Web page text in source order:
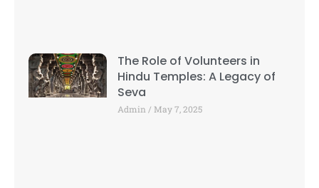
The Role of Volunteers in
Hindu Temples: A Legacy of
Seva
Admin May 7, 2025